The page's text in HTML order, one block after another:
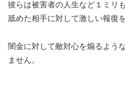
彼らは被害者の人生など１ミリ
舐めた相手に対して激しい報復
闇金に対して敵対心を煽るよう
ません。